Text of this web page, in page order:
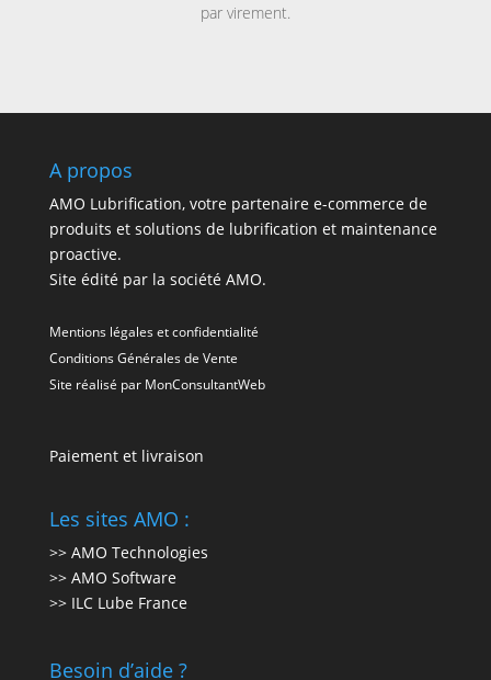
par virement.
A propos
AMO Lubrification, votre partenaire e-commerce de
produits et solutions de lubrification et maintenance
proactive.
Site édité par la société AMO.
Mentions légales et confidentialité
Conditions Générales de Vente
Site réalisé par MonConsultantWeb
Paiement et livraison
Les sites AMO :
>> AMO Technologies
>> AMO Software
>> ILC Lube France
Besoin d’aide ?